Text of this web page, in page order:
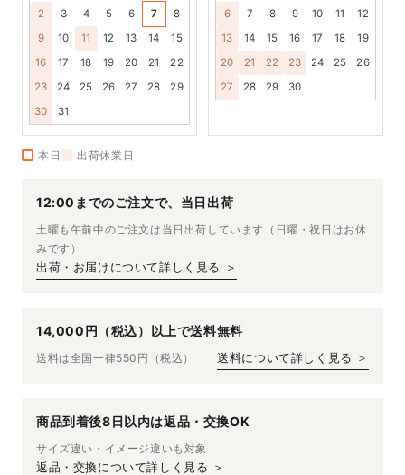
2
3 4 5 6 7
8
9
10 11 12 13 14
15
16
17 18 19 20 21
22
23
24 25 26 27 28
29
30
31
6
7 8 9 10 11
12
13
14 15 16 17 18
19
20
21 22 23 24 25
26
27
28 29 30
本日 出荷休業日
12:00までのご注文で、当日出荷
土曜も午前中のご注文は当日出荷しています（日曜・祝日はお休
みです）
出荷・お届けについて詳しく見る ＞
14,000円（税込）以上で送料無料
送料は全国一律550円（税込） 送料について詳しく見る ＞
商品到着後8日以内は返品・交換OK
サイズ違い・イメージ違いも対象
返品・交換について詳しく見る ＞